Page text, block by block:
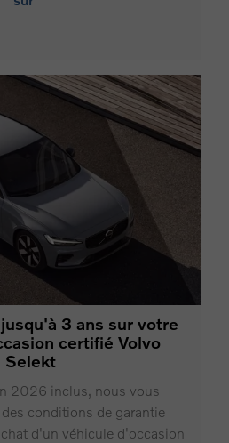
3 ans sur votre
certifié Volvo
Selekt
2026 inclus, nous vous
conditions de garantie
d'un véhicule d'occasion